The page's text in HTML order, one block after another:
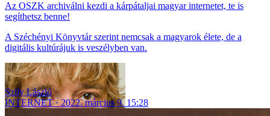
Az OSZK archiválni kezdi a kárpátaljai magyar internetet, te is
segíthetsz benne!
A Széchényi Könyvtár szerint nemcsak a magyarok élete, de a
digitális kultúrájuk is veszélyben van.
Szily László
INTERNET
2022. március 9. 15:28